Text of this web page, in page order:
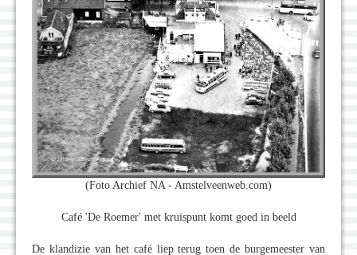
(Foto Archief NA - Amstelveenweb.com)
Café 'De Roemer' met kruispunt komt goed in beeld
De klandizie van het café liep terug toen de burgemeester van